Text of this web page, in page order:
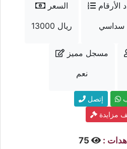
السعر
13000 ريال
الأرقام
سداسي
مسجل مميز
نعم
إتصل
مزايدة
: